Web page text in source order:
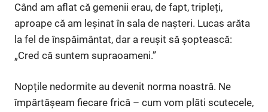
Când am aflat că gemenii erau, de fapt, tripleți,
aproape că am leșinat în sala de nașteri. Lucas arăta
la fel de înspăimântat, dar a reușit să șoptească:
„Cred că suntem supraoameni.”
Nopțile nedormite au devenit norma noastră. Ne
împărtășeam fiecare frică – cum vom plăti scutecele,